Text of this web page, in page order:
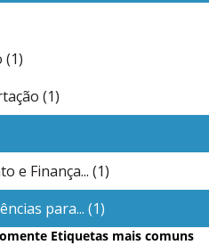
(1)
(1)
e Finança... (1)
para... (1)
Etiquetas mais comuns